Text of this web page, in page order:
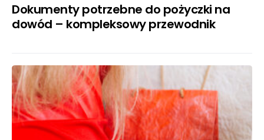
Dokumenty potrzebne do pożyczki na
dowód – kompleksowy przewodnik